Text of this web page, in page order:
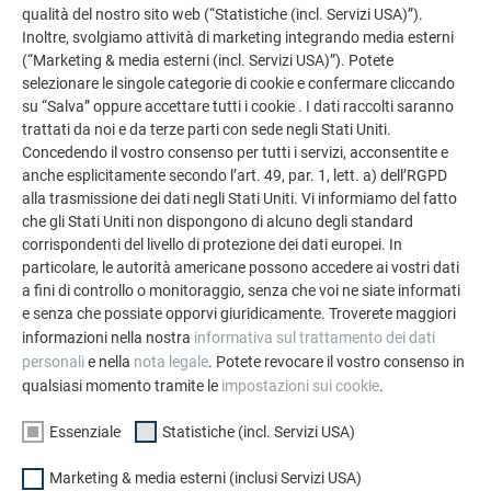
LASCIATI ISPIRARE
ALTRI OGGETTI
La galleria di riferimento PREFA mostra la versatilità
dell’alluminio. Scoprite altri progetti straordinari con le
soluzioni in alluminio durevoli di PREFA per tetti,
impianti solari e facciate.
qualità del nostro sito web (“Statistiche (incl. Servizi USA)”).
Inoltre, svolgiamo attività di marketing integrando media esterni
(“Marketing & media esterni (incl. Servizi USA)”). Potete
selezionare le singole categorie di cookie e confermare cliccando
su “Salva” oppure accettare tutti i cookie . I dati raccolti saranno
trattati da noi e da terze parti con sede negli Stati Uniti.
Concedendo il vostro consenso per tutti i servizi, acconsentite e
anche esplicitamente secondo l’art. 49, par. 1, lett. a) dell’RGPD
alla trasmissione dei dati negli Stati Uniti. Vi informiamo del fatto
che gli Stati Uniti non dispongono di alcuno degli standard
corrispondenti del livello di protezione dei dati europei. In
particolare, le autorità americane possono accedere ai vostri dati
a fini di controllo o monitoraggio, senza che voi ne siate informati
e senza che possiate opporvi giuridicamente. Troverete maggiori
informazioni nella nostra informativa sul trattamento dei dati
personalie nella nota legale. Potete revocare il vostro consenso in
qualsiasi momento tramite le impostazioni sui cookie.
Essenziale Statistiche (incl. Servizi USA)
Marketing & media esterni (inclusi Servizi USA)